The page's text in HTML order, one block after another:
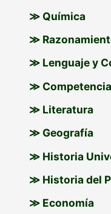
≫ Química
≫
≫ Lenguaje y
≫
≫ Literatura
≫ Geografía
≫ Historia
≫ Historia del
≫ Economía